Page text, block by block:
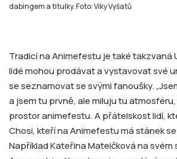
dabingem a titulky. Foto: Viky Vyšatů
Tradicí na Animefestu je také takzvaná
lidé mohou prodávat a vystavovat své
se seznamovat se svými fanoušky.
a jsem tu prvně, ale miluju tu
prostor animefestu. A přátelskost lidí,
Chosi, kteří na Animefestu má stánek
Například Kateřina Mateičková na svém